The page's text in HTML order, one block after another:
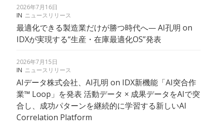
2026年7月16日
IN ニュースリリース
最適化できる製造業だけが勝つ時代へ— AI孔明 on
IDXが実現する“生産・在庫最適化OS”発表
2026年7月15日
IN ニュースリリース
AIデータ株式会社、AI孔明 on IDX新機能「AI突合作
業™ Loop」を発表 活動データ × 成果データをAIで突
合し、成功パターンを継続的に学習する新しいAI
Correlation Platform